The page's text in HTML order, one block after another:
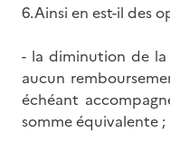
6.Ainsi en est-il des
- la diminution de la
aucun
échéant
somme équivalente ;